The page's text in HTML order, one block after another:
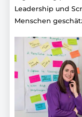
Leadership und
Menschen